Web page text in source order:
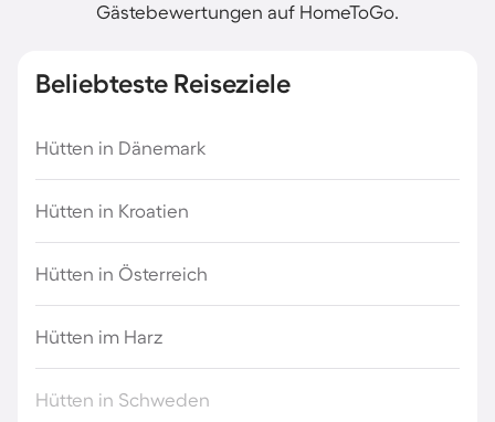
Gästebewertungen auf HomeToGo.
Beliebteste Reiseziele
Hütten in Dänemark
Hütten in Kroatien
Hütten in Österreich
Hütten im Harz
Hütten in Schweden